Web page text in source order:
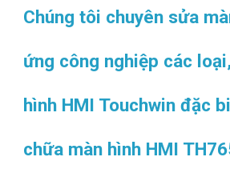
Chúng tôi chuyên sửa
ứng công nghiệp các
hình HMI Touchwin đặc
chữa màn hình HMI